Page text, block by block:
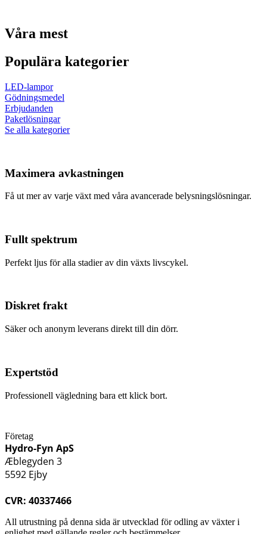
Våra mest
Populära kategorier
LED-lampor
Gödningsmedel
Erbjudanden
Paketlösningar
Se alla kategorier
Maximera avkastningen
Få ut mer av varje växt med våra avancerade belysningslösningar.
Fullt spektrum
Perfekt ljus för alla stadier av din växts livscykel.
Diskret frakt
Säker och anonym leverans direkt till din dörr.
Expertstöd
Professionell vägledning bara ett klick bort.
Företag
Hydro-Fyn ApS
Æblegyden 3
5592 Ejby
CVR: 40337466
All utrustning på denna sida är utvecklad för odling av växter i